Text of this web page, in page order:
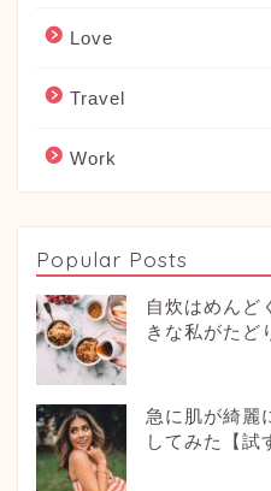
Love
Travel
Work
Popular Posts
自炊はめんど
きな私がたど
急に肌が綺麗
してみた【試